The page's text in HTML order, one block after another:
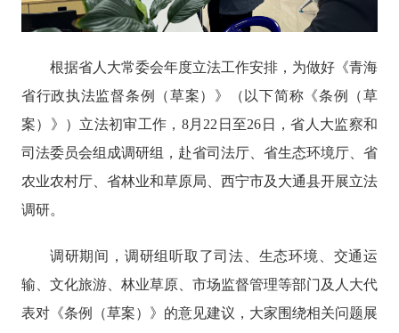
根据省人大常委会年度立法工作安排 ，为做好 《青海
省行政执法监督条例（草案）》（以下简称《条例（草
案）》）立法初审工作， 8月22日至26日，省人大监察和
司法委员会组成调研组，赴省司法厅、省生态环境厅、省
农业农村厅、省林业和草原局、西宁市及大通县开展立法
调研。
调研期间，调研组听取了司法、生态环境、交通运
输、文化旅游、林业草原、市场监督管理等部门及人大代
表对《条例（草案）》的意见建议， 大家围绕相关问题展